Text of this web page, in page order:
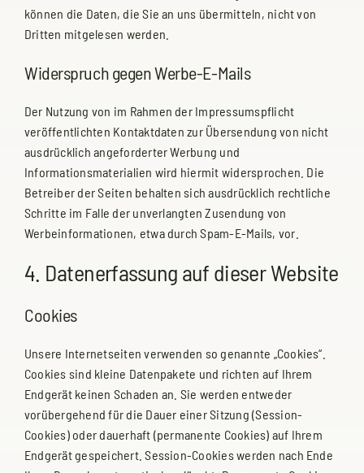
können die Daten, die Sie an uns übermitteln, nicht von
Dritten mitgelesen werden.
Widerspruch gegen Werbe-E-Mails
Der Nutzung von im Rahmen der Impressumspflicht
veröffentlichten Kontaktdaten zur Übersendung von nicht
ausdrücklich angeforderter Werbung und
Informationsmaterialien wird hiermit widersprochen. Die
Betreiber der Seiten behalten sich ausdrücklich rechtliche
Schritte im Falle der unverlangten Zusendung von
Werbeinformationen, etwa durch Spam-E-Mails, vor.
4. Datenerfassung auf dieser Website
Cookies
Unsere Internetseiten verwenden so genannte „Cookies“.
Cookies sind kleine Datenpakete und richten auf Ihrem
Endgerät keinen Schaden an. Sie werden entweder
vorübergehend für die Dauer einer Sitzung (Session-
Cookies) oder dauerhaft (permanente Cookies) auf Ihrem
Endgerät gespeichert. Session-Cookies werden nach Ende